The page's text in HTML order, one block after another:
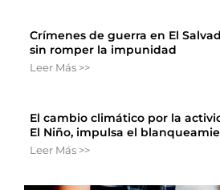
Crímenes de guerra en El
sin romper la impunidad
Leer Más >>
El cambio climático por la
El Niño, impulsa el
Leer Más >>